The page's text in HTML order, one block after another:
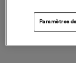
Paramètres